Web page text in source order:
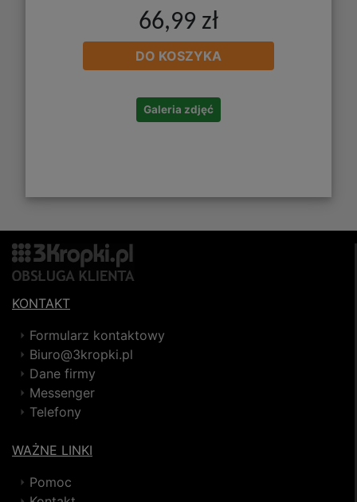
66,99 zł
DO KOSZYKA
Galeria zdjęć
KONTAKT
Formularz kontaktowy
Biuro@3kropki.pl
Dane firmy
Messenger
Telefony
WAŻNE LINKI
Pomoc